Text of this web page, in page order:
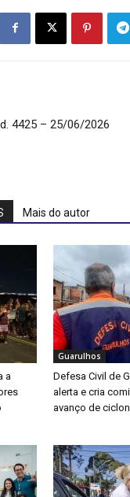
4425 – 25/06/2026
Mais do autor
a
Guarulhos
Defesa Civil de
alerta e cria
avanço de